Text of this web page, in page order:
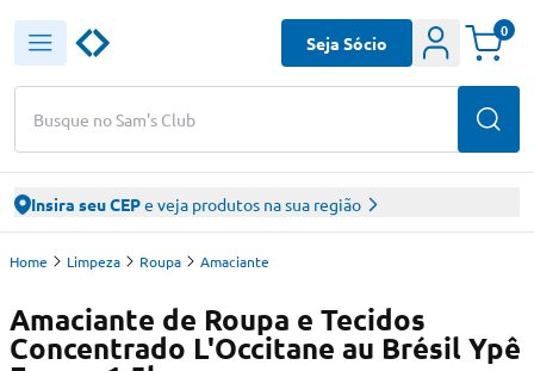
Busque no Sam's Club
Seja Sócio
0
Insira seu CEPe veja produtos na sua região
Home Limpeza Roupa Amaciante
Amaciante de Roupa e Tecidos
Concentrado L'Occitane au Brésil Ypê